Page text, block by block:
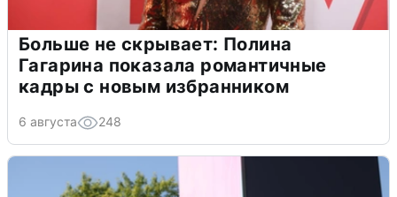
Больше не скрывает: Полина
Гагарина показала романтичные
кадры с новым избранником
6 августа 248